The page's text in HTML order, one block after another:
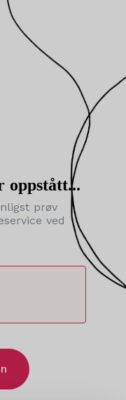
oppstått...
prøv
ved